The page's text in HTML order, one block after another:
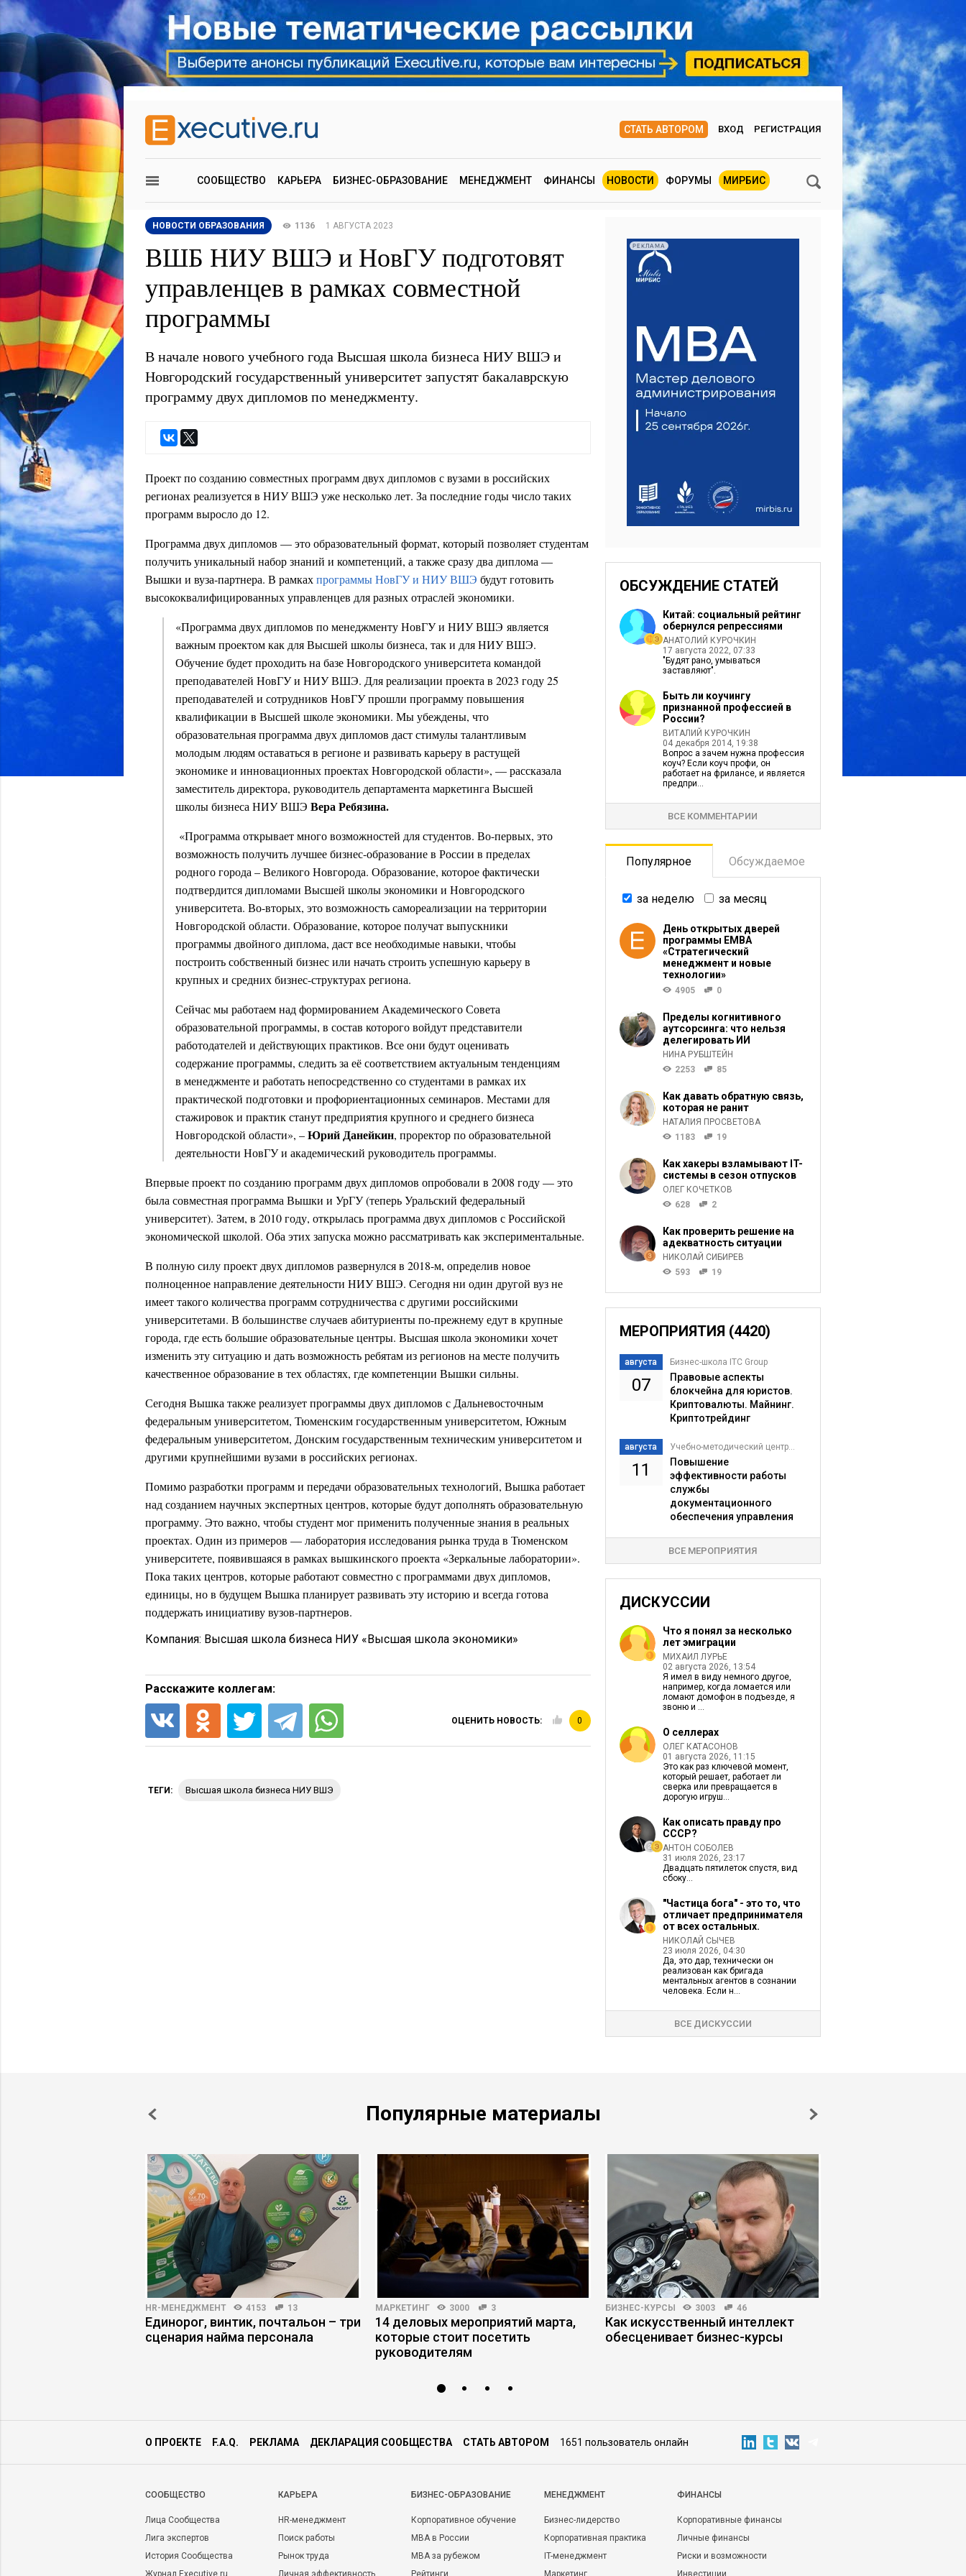
СТАТЬ АВТОРОМ ВХОД РЕГИСТРАЦИЯ
СООБЩЕСТВО КАРЬЕРА БИЗНЕС-ОБРАЗОВАНИЕ МЕНЕДЖМЕНТ ФИНАНСЫ НОВОСТИ ФОРУМЫ МИРБИС
НОВОСТИ ОБРАЗОВАНИЯ 1136 1 АВГУСТА 2023
ВШБ НИУ ВШЭ и НовГУ подготовят
управленцев в рамках совместной
программы
В начале нового учебного года Высшая школа бизнеса НИУ ВШЭ и
Новгородский государственный университет запустят бакалаврскую
программу двух дипломов по менеджменту.
Проект по созданию совместных программ двух дипломов с вузами в российских
регионах реализуется в НИУ ВШЭ уже несколько лет. За последние годы число таких
программ выросло до 12.
Программа двух дипломов —это образовательный формат, который позволяет студентам
получить уникальный набор знаний и компетенций, а также сразу два диплома —
Вышки и вуза-партнера. В рамкахпрограммы НовГУ и НИУ ВШЭ будут готовить
высококвалифицированных управленцев для разных отраслей экономики.
«Программа двух дипломов по менеджменту НовГУ и НИУ ВШЭ является
важным проектом как для Высшей школы бизнеса, так и для НИУ ВШЭ.
Обучение будет проходить на базе Новгородского университета командой
преподавателей НовГУ и НИУ ВШЭ. Для реализации проекта в 2023 году 25
преподавателей и сотрудников НовГУ прошли программу повышения
квалификации в Высшей школе экономики. Мы убеждены, что
образовательная программа двух дипломов даст стимулы талантливым
молодым людям оставаться в регионе и развивать карьеру в растущей
экономике и инновационных проектах Новгородской области», —рассказала
заместитель директора, руководитель департамента маркетинга Высшей
школы бизнеса НИУ ВШЭ Вера Ребязина.
«Программа открывает много возможностей для студентов. Во-первых, это
возможность получить лучшее бизнес-образование в России в пределах
родного города – Великого Новгорода. Образование, которое фактически
подтвердится дипломами Высшей школы экономики и Новгородского
университета. Во-вторых, это возможность самореализации на территории
Новгородской области. Образование, которое получат выпускники
программы двойного диплома, даст все необходимые навыки, чтобы
построить собственный бизнес или начать строить успешную карьеру в
крупных и средних бизнес-структурах региона.
Сейчас мы работаем над формированием Академического Совета
образовательной программы, в состав которого войдут представители
работодателей и действующих практиков. Все они будут оценивать
содержание программы, следить за её соответствием актуальным тенденциям
в менеджменте и работать непосредственно со студентами в рамках их
практической подготовки и профориентационных семинаров. Местами для
стажировок и практик станут предприятия крупного и среднего бизнеса
Новгородской области», –Юрий Данейкин, проректор по образовательной
деятельности НовГУ и академический руководитель программы.
Впервые проект по созданию программ двух дипломов опробовали в 2008 году — это
была совместная программа Вышки и УрГУ (теперь Уральский федеральный
университет). Затем, в 2010 году, открылась программа двух дипломов с Российской
экономической школой. Оба этихзапуска можно рассматривать как экспериментальные.
В полную силу проект двух дипломов развернулся в 2018-м, определив новое
полноценное направление деятельности НИУ ВШЭ. Сегодня ни один другой вуз не
имеет такого количества программ сотрудничества с другими российскими
университетами. В большинстве случаев абитуриенты по-прежнему едут в крупные
города, где есть большие образовательные центры. Высшая школа экономики хочет
изменить эту ситуацию и дать возможность ребятам из регионов на месте получить
качественное образование в тех областях, где компетенции Вышки сильны.
Сегодня Вышка также реализует программы двух дипломов с Дальневосточным
федеральным университетом, Тюменским государственным университетом, Южным
федеральным университетом, Донским государственным техническим университетом и
другими крупнейшими вузами в российских регионах.
Помимо разработки программ и передачи образовательных технологий, Вышка работает
над созданием научных экспертных центров, которые будут дополнять образовательную
программу. Это важно, чтобы студент мог применить полученные знания в реальных
проектах. Один из примеров — лаборатория исследования рынка труда в Тюменском
университете, появившаяся в рамках вышкинского проекта «Зеркальные лаборатории».
Пока таких центров, которые работают совместно с программами двух дипломов,
единицы, но в будущем Вышка планирует развивать эту историю и всегда готова
поддержать инициативу вузов-партнеров.
Компания: Высшая школа бизнеса НИУ «Высшая школа экономики»
Расскажите коллегам:
ОЦЕНИТЬ НОВОСТЬ: 0
ТЕГИ: Высшая школа бизнеса НИУ ВШЭ
РЕКЛАМА
ОБСУЖДЕНИЕ СТАТЕЙ
Китай: социальный рейтинг
обернулся репрессиями
АНАТОЛИЙ КУРОЧКИН
17 августа 2022, 07:33
"Будят рано, умываться
заставляют".
Быть ли коучингу
признанной профессией в
России?
ВИТАЛИЙ КУРОЧКИН
04 декабря 2014, 19:38
Вопрос а зачем нужна профессия
коуч? Если коуч профи, он
работает на фрилансе, и является
предпри...
ВСЕ КОММЕНТАРИИ
Популярное Обсуждаемое
за неделю за месяц
День открытых дверей
программы ЕМВА
«Стратегический
менеджмент и новые
технологии»
4905 0
Пределы когнитивного
аутсорсинга: что нельзя
делегировать ИИ
НИНА РУБШТЕЙН
2253
85
Как давать обратную связь,
которая не ранит
НАТАЛИЯ ПРОСВЕТОВА
1183
19
Как хакеры взламывают IT-
системы в сезон отпусков
ОЛЕГ КОЧЕТКОВ
628
2
Как проверить решение на
адекватность ситуации
НИКОЛАЙ СИБИРЕВ
593
19
МЕРОПРИЯТИЯ (4420)
августа
07
Бизнес-школа ITC Group
Правовые аспекты
блокчейна для юристов.
Криптовалюты. Майнинг.
Криптотрейдинг
августа
11
Учебно-методический центр...
Повышение
эффективности работы
службы
документационного
обеспечения управления
ВСЕ МЕРОПРИЯТИЯ
ДИСКУССИИ
Что я понял за несколько
лет эмиграции
МИХАИЛ ЛУРЬЕ
02 августа 2026, 13:54
Я имел в виду немного другое,
например, когда ломается или
ломают домофон в подъезде, я
звоню и ...
О селлерах
ОЛЕГ КАТАСОНОВ
01 августа 2026, 11:15
Это как раз ключевой момент,
который решает, работает ли
сверка или превращается в
дорогую игруш...
Как описать правду про
СССР?
АНТОН СОБОЛЕВ
31 июля 2026, 23:17
Двадцать пятилеток спустя, вид
сбоку...
"Частица бога" - это то, что
отличает предпринимателя
от всех остальных.
НИКОЛАЙ СЫЧЕВ
23 июля 2026, 04:30
Да, это дар, технически он
реализован как бригада
ментальных агентов в сознании
человека. Если н...
ВСЕ ДИСКУССИИ
Популярные материалы
HR-МЕНЕДЖМЕНТ 4153 13
Единорог, винтик, почтальон – три
сценария найма персонала
МАРКЕТИНГ 3000 3
14 деловых мероприятий марта,
которые стоит посетить
руководителям
БИЗНЕС-КУРСЫ 3003 46
Как искусственный интеллект
обесценивает бизнес-курсы
О ПРОЕКТЕ F.A.Q. РЕКЛАМА ДЕКЛАРАЦИЯ СООБЩЕСТВА СТАТЬ АВТОРОМ 1651 пользователь онлайн
CООБЩЕСТВО
Лица Сообщества
Лига экспертов
История Сообщества
Журнал Executive.ru
КАРЬЕРА
HR-менеджмент
Поиск работы
Рынок труда
Личная эффективность
БИЗНЕС-ОБРАЗОВАНИЕ
Корпоративное обучение
MBA в России
MBA за рубежом
Рейтинги
МЕНЕДЖМЕНТ
Бизнес-лидерство
Корпоративная практика
IT-менеджмент
Маркетинг
ФИНАНСЫ
Корпоративные финансы
Личные финансы
Риски и возможности
Инвестиции